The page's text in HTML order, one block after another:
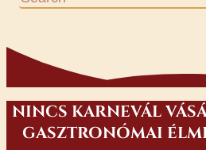
NINCS KARNEVÁL
GASZTRONÓMAI